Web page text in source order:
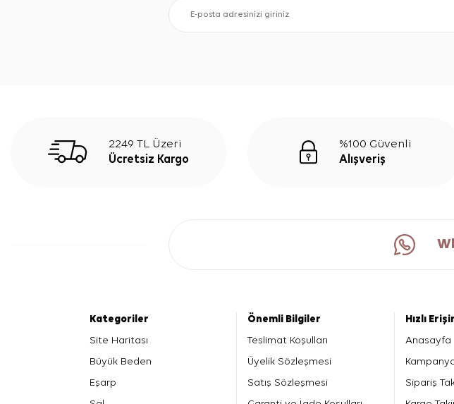
2249 TL Üzeri
Ücretsiz Kargo
%100 Güvenli
Alışveriş
Kategoriler
Site Haritası
Büyük Beden
Eşarp
Önemli Bilgiler
Teslimat Koşulları
Üyelik Sözleşmesi
Satış Sözleşmesi
Hızlı
Anasayfa
Sipariş